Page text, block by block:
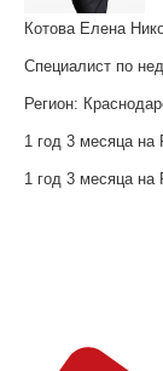
Котова Елена
Специалист по
Регион:
1 год 3 месяца на
1 год 3 месяца на